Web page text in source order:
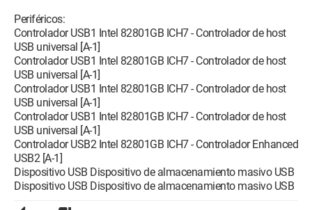
Periféricos:
Controlador USB1 Intel 82801GB ICH7 - Controlador de host
USB universal [A-1]
Controlador USB1 Intel 82801GB ICH7 - Controlador de host
USB universal [A-1]
Controlador USB1 Intel 82801GB ICH7 - Controlador de host
USB universal [A-1]
Controlador USB1 Intel 82801GB ICH7 - Controlador de host
USB universal [A-1]
Controlador USB2 Intel 82801GB ICH7 - Controlador Enhanced
USB2 [A-1]
Dispositivo USB Dispositivo de almacenamiento masivo USB
Dispositivo USB Dispositivo de almacenamiento masivo USB